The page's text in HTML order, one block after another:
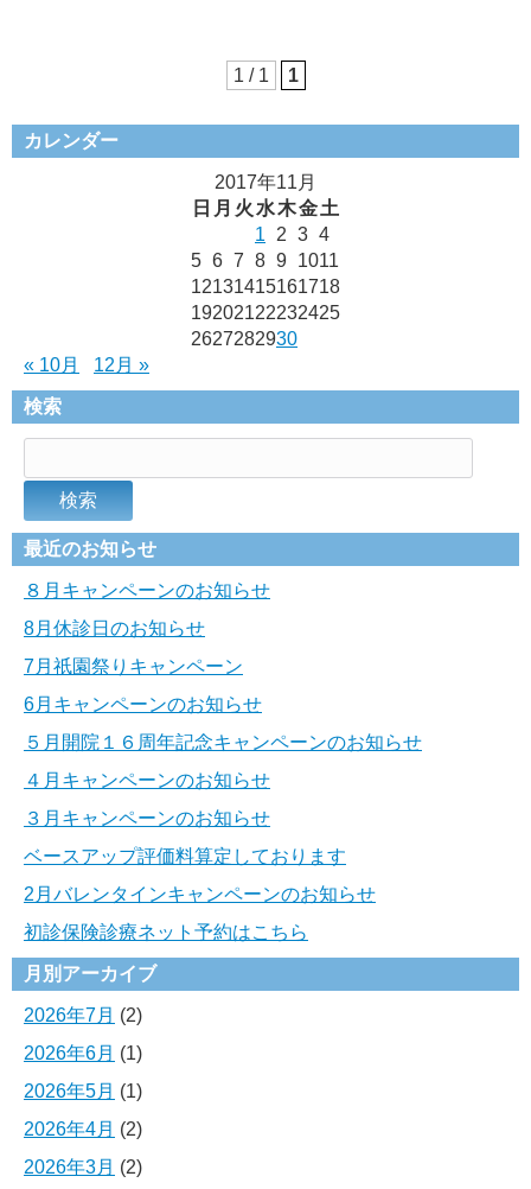
1 / 1 1
カレンダー
2017年11月
日 月 火 水木金土
1
2 3 4
5 6 7 8 9 1011
12131415161718
19202122232425
2627282930
« 10月
12月 »
検索
最近のお知らせ
８月キャンペーンのお知らせ
8月休診日のお知らせ
7月祇園祭りキャンペーン
6月キャンペーンのお知らせ
５月開院１６周年記念キャンペーンのお知らせ
４月キャンペーンのお知らせ
３月キャンペーンのお知らせ
ベースアップ評価料算定しております
2月バレンタインキャンペーンのお知らせ
初診保険診療ネット予約はこちら
月別アーカイブ
2026年7月 (2)
2026年6月 (1)
2026年5月 (1)
2026年4月 (2)
2026年3月 (2)